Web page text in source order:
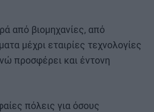
από βιομηχανίες, από
μέχρι εταιρίες τεχνολογίες
προσφέρει και έντονη
πόλεις για όσους